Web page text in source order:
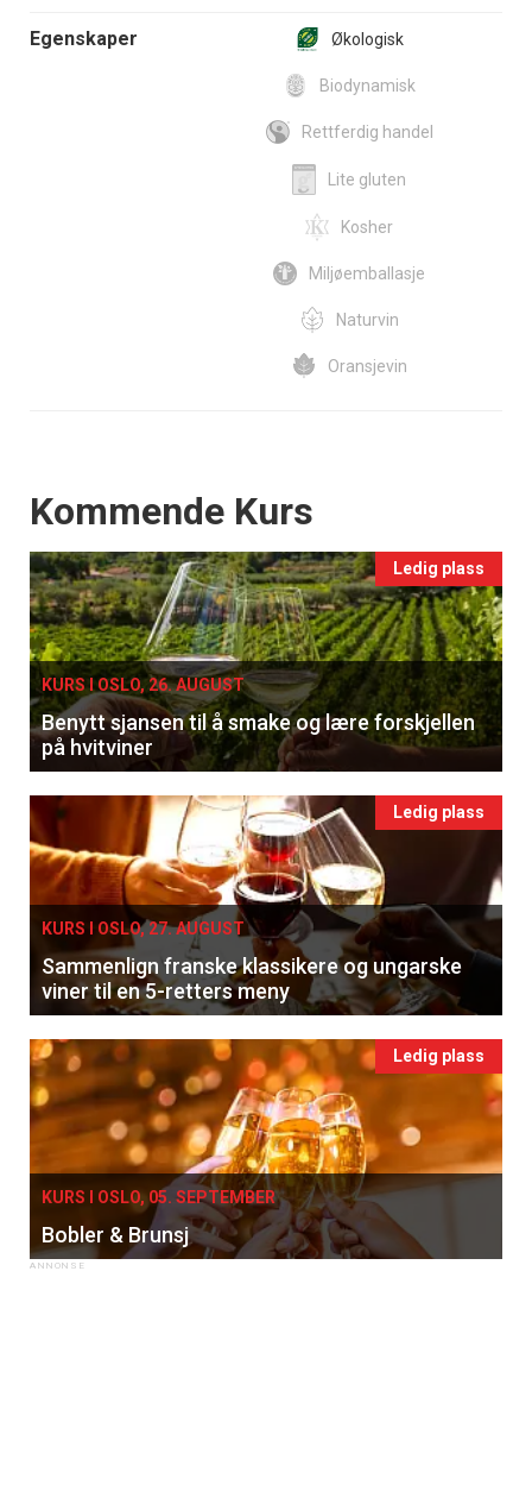
Egenskaper Økologisk
Biodynamisk
Rettferdig handel
Lite gluten
Kosher
Miljøemballasje
Naturvin
Oransjevin
Events
Kommende Kurs
Ledig plass
KURS I OSLO, 26. AUGUST
Benytt sjansen til å smake og lære forskjellen
på hvitviner
Ledig plass
KURS I OSLO, 27. AUGUST
Sammenlign franske klassikere og ungarske
viner til en 5-retters meny
Ledig plass
KURS I OSLO, 05. SEPTEMBER
Bobler & Brunsj